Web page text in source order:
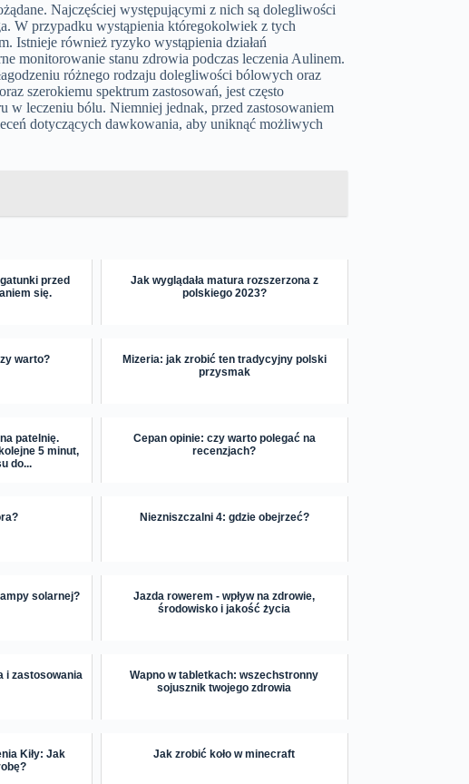
Najczęściej występującymi z nich są dolegliwości
W przypadku wystąpienia któregokolwiek z tych
Istnieje również ryzyko wystąpienia działań
monitorowanie stanu zdrowia podczas leczenia Aulinem.
różnego rodzaju dolegliwości bólowych oraz
szerokiemu spektrum zastosowań, jest często
w leczeniu bólu. Niemniej jednak, przed zastosowaniem
dotyczących dawkowania, aby uniknąć możliwych
przed
się.
Jak wyglądała matura rozszerzona z
polskiego 2023?
warto?
Mizeria: jak zrobić ten tradycyjny polski
przysmak
patelnię.
5 minut,
do...
Cepan opinie: czy warto polegać na
recenzjach?
Niezniszczalni 4: gdzie obejrzeć?
solarnej?
Jazda rowerem - wpływ na zdrowie,
środowisko i jakość życia
i zastosowania
Wapno w tabletkach: wszechstronny
sojusznik twojego zdrowia
Kiły: Jak
Jak zrobić koło w minecraft